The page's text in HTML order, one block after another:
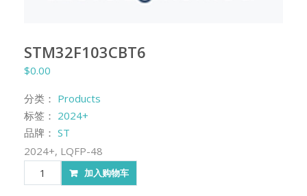
STM32F103CBT6
$0.00
分类： Products
标签： 2024+
品牌： ST
2024+, LQFP-48
STM32F103CBT6
数
加入购物车